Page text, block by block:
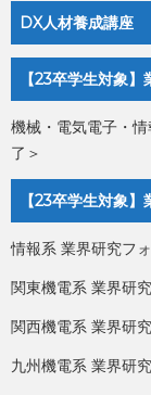
DX人材養成講座
【23卒学生対象
機械・電気電子・
了＞
【23卒学生対象
情報系 業界研究フ
関東機電系 業界研
関西機電系 業界研
九州機電系 業界研